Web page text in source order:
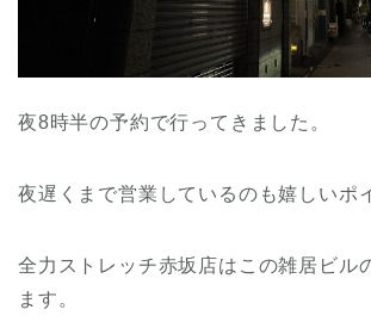
夜8時半の予約で行ってきました。
夜遅くまで営業しているのも嬉しいポ
全力ストレッチ赤坂店はこの雑居ビル
ます。